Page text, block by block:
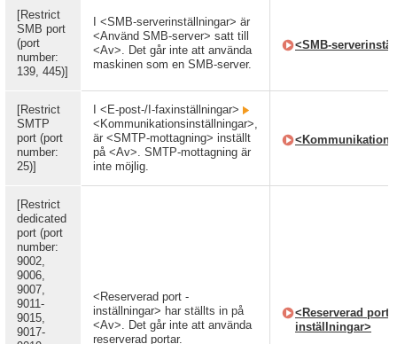
[Restrict
SMB port
(port
number:
139, 445)]
I <SMB-serverinställningar> är
<Använd SMB-server> satt till
<Av>. Det går inte att använda
maskinen som en SMB-server.
<SMB-
[Restrict
SMTP
port (port
number:
25)]
I <E-post-/I-faxinställningar>
<Kommunikationsinställningar>,
är <SMTP-mottagning> inställt
på <Av>. SMTP-mottagning är
inte möjlig.
[Restrict
dedicated
port (port
number:
9002,
9006,
9007,
9011-
9015,
9017-
<Reserverad port -
inställningar> har ställts in på
<Av>. Det går inte att använda
reserverad portar.
<Reserverad port -
inställningar>